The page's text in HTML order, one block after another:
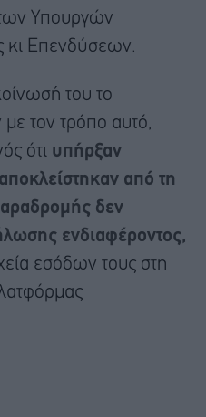
Υπουργών
κι Επενδύσεων.
του το
τον τρόπο αυτό,
ότι υπήρξαν
από τη
δεν
ενδιαφέροντος,
εσόδων τους στη